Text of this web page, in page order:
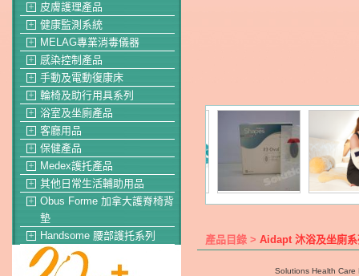
＋ 皮膚護理產品
＋ 健康監測系統
＋ MELAG專業消毒儀器
＋ 感染控制產品
＋ 手動及電動復康床
＋ 輪椅及助行用具系列
＋ 浴室及坐廁產品
＋ 客廳用品
＋ 保健產品
＋ Medex護托產品
＋ 其他日常生活輔助用品
＋
Obus Forme 加拿大護脊椅背
墊
＋ Handsome 腰部護托系列 產品目錄 > Aidapt 沐浴及坐廁系
Solutions Health Care